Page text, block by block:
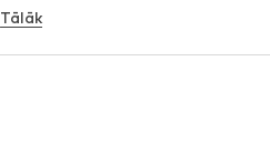
Apakšveļa
Blūzes un tunikas
Tālāk